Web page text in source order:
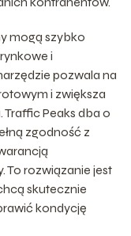
mogą szybko
i
pozwala na
i zwiększa
Peaks dba o
zgodność z
To rozwiązanie jest
skutecznie
kondycję